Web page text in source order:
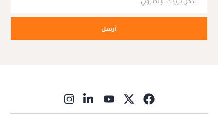
أرسل